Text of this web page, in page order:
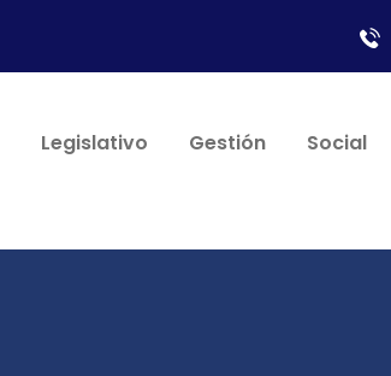
Legislativo Gestión Social